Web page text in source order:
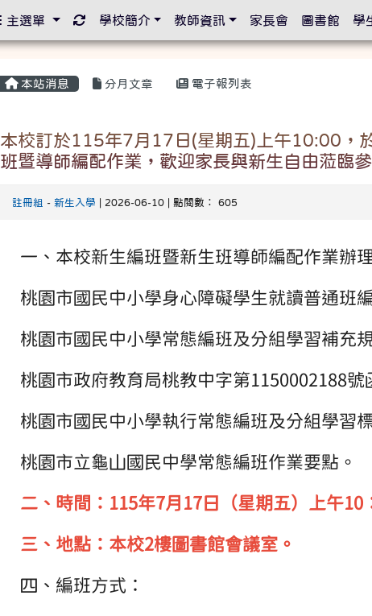
本站消息 分月文章 電子報列表
本校訂於115年7月17日(星期五)上午10:00，
班暨導師編配作業，歡迎家長與新生自由蒞臨
註冊組 - 新生入學 | 2026-06-10 | 點閱數： 605
一、本校新生編班暨新生班導師編配作業辦
桃園市國民中小學身心障礙學生就讀普通班
桃園市國民中小學常態編班及分組學習補充
桃園市政府教育局桃教中字第1150002188號
桃園市國民中小學執行常態編班及分組學習
桃園市立龜山國民中學常態編班作業要點。
二、時間：115年7月17日（星期五）上午10
三、地點：本校2樓圖書館會議室。
四、編班方式：
主選單 重新取得佈景設定
學校簡介 教師資訊 家長會 圖書館 學